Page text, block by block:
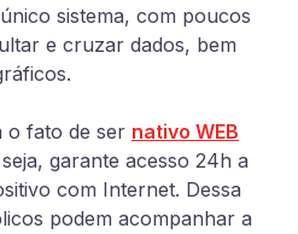
sistema, com poucos
e cruzar dados, bem
o fato de ser nativo WEB
garante acesso 24h a
com Internet. Dessa
podem acompanhar a